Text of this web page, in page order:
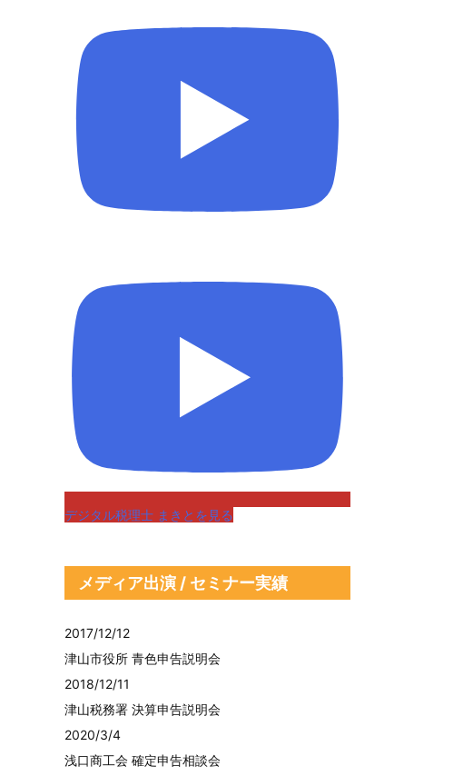
デジタル税理士 まきとを見る
メディア出演 / セミナー実績
2017/12/12
津山市役所 青色申告説明会
2018/12/11
津山税務署 決算申告説明会
2020/3/4
浅口商工会 確定申告相談会